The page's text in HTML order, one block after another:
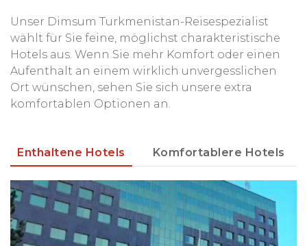
Unser Dimsum Turkmenistan-Reisespezialist
wählt für Sie feine, möglichst charakteristische
Hotels aus. Wenn Sie mehr Komfort oder einen
Aufenthalt an einem wirklich unvergesslichen
Ort wünschen, sehen Sie sich unsere extra
komfortablen Optionen an.
Enthaltene Hotels Komfortablere Hotels